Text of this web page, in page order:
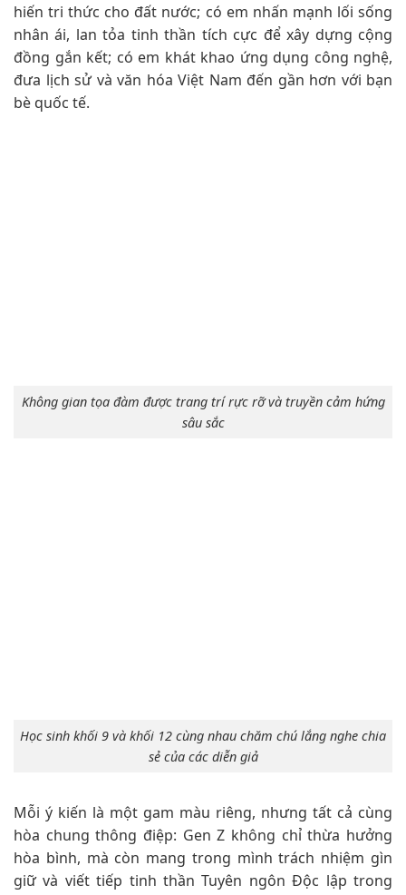
hiến tri thức cho đất nước; có em nhấn mạnh lối sống
nhân ái, lan tỏa tinh thần tích cực để xây dựng cộng
đồng gắn kết; có em khát khao ứng dụng công nghệ,
đưa lịch sử và văn hóa Việt Nam đến gần hơn với bạn
bè quốc tế.
Không gian tọa đàm được trang trí rực rỡ và truyền cảm hứng
sâu sắc
Học sinh khối 9 và khối 12 cùng nhau chăm chú lắng nghe chia
sẻ của các diễn giả
Mỗi ý kiến là một gam màu riêng, nhưng tất cả cùng
hòa chung thông điệp: Gen Z không chỉ thừa hưởng
hòa bình, mà còn mang trong mình trách nhiệm gìn
giữ và viết tiếp tinh thần Tuyên ngôn Độc lập trong